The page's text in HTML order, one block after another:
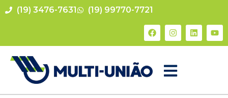
(19) 3476-7631 (19) 99770-7721